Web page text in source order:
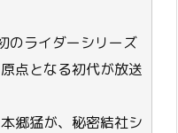
のライダーシリーズ
点となる初代が放送
郷猛が、秘密結社シ